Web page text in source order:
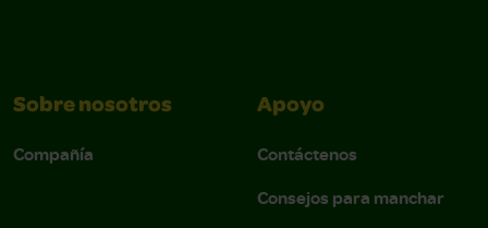
Sobre nosotros
Compañía
Apoyo
Contáctenos
Consejos para manchar